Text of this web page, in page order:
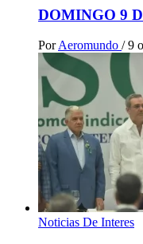
DOMINGO 9
Por Aeromundo / 9
Noticias De Interes